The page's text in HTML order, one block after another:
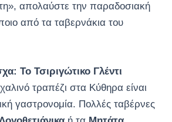
απολαύστε την παραδοσιακή
από τα ταβερνάκια του
Το Τσιριγώτικο Γλέντι
τραπέζι στα Κύθηρα είναι
γαστρονομία. Πολλές ταβέρνες